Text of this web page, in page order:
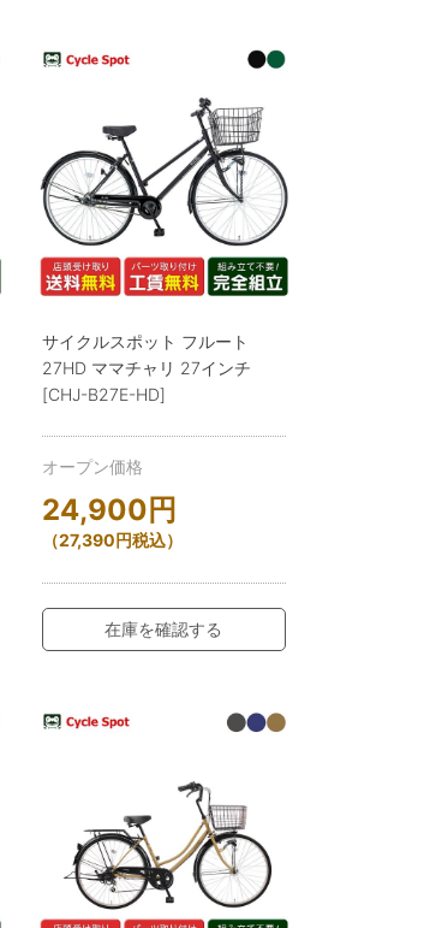
サイクルスポット フルート
27HD ママチャリ 27インチ
[CHJ-B27E-HD]
オープン価格
24,900 円
（27,390円税込）
在庫を確認する